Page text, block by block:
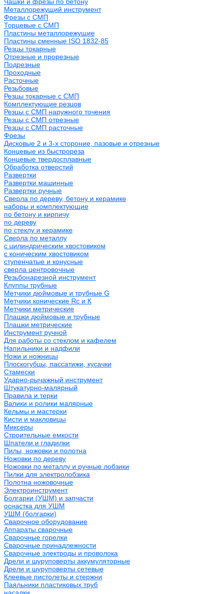
Металлорежущий инструмент
Фрезы с СМП
Торцевые с СМП
Пластины металлорежущие
Пластины сменные ISO 1832-85
Резцы токарные
Отрезные и прорезные
Подрезные
Проходные
Расточные
Резьбовые
Резцы токарные с СМП
Комплектующие резцов
Резцы с СМП наружного точения
Резцы с СМП отрезные
Резцы с СМП расточные
Фрезы
Дисковые 2 и 3-х стороние, пазовые и отрезные
Концевые из быстрореза
Концевые твердосплавные
Обработка отверстий
Развертки
Развертки машинные
Развертки ручные
Сверла по дереву, бетону и керамике
наборы и комплектующие
по бетону и кирпичу
по дереву
по стеклу и керамике
Сверла по металлу
c цилиндрическим хвостовиком
c коническим хвостовиком
cтупенчатые и конусные
сверла центровочные
Резьбонарезной инструмент
Клуппы трубные
Метчики дюймовые и трубные G
Метчики конические Rc и К
Метчики метрические
Плашки дюймовые и трубные
Плашки метрические
Инструмент ручной
Для работы со стеклом и кафелем
Напильники и надфили
Ножи и ножницы
Плоскогубцы, пассатижи, кусачки
Стамески
Ударно-рычажный инструмент
Штукатурно-малярный
Правила и терки
Валики и ролики малярные
Кельмы и мастерки
Кисти и макловицы
Миксеры
Строительные емкости
Шпатели и гладилки
Пилы, ножовки и полотна
Ножовки по дереву
Ножовки по металлу и ручные лобзики
Пилки для электролобзика
Полотна ножовочные
Электроинструмент
Болгарки (УШМ) и запчасти
оснастка для УШМ
УШМ (болгарки)
Сварочное оборудование
Аппараты сварочные
Сварочные горелки
Сварочные принадлежности
Сварочные электроды и проволока
Дрели и шуруповерты аккумуляторные
Дрели и шуруповерты сетевые
Клеевые пистолеты и стержни
Паяльники пластиковых труб
насадки